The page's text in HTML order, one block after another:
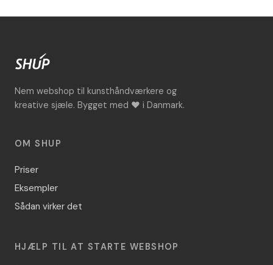
Nem webshop til kunsthåndværkere og
kreative sjæle. Bygget med ♥ i Danmark.
OM SHUP
Priser
Eksempler
Sådan virker det
HJÆLP TIL AT STARTE WEBSHOP